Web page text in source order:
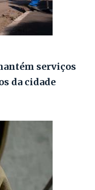
serviços
da cidade